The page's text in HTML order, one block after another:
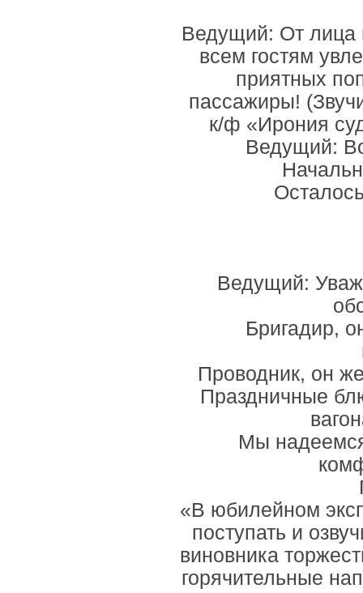
Ведущий: От лица
всем гостям
приятных
пассажиры!
к/ф «Ирония
Ведущий:
Ведущий:
Бригадир,
Проводник, он
Праздничные
Мы
«В юбилейном
поступать и
виновника
горячительные